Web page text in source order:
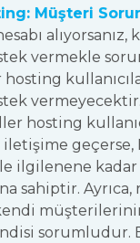
Müşteri
alıyorsanız,
vermekle
hosting
hosting
geçerse,
ilgilenene kadar
sahiptir.
kendi
sorumludur.